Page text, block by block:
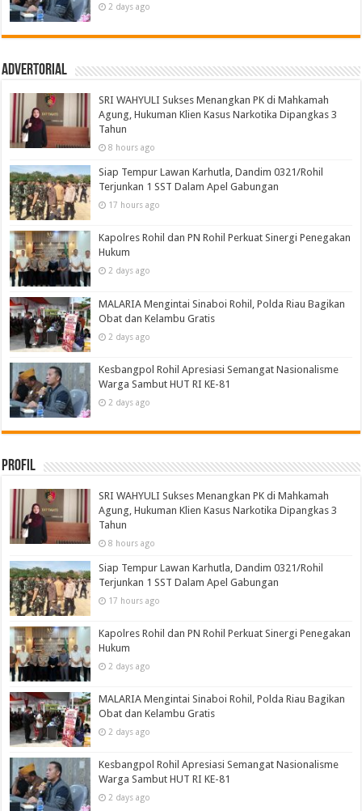
2 days ago
Advertorial
SRI WAHYULI Sukses Menangkan PK di Mahkamah
Agung, Hukuman Klien Kasus Narkotika Dipangkas 3
Tahun
8 hours ago
Siap Tempur Lawan Karhutla, Dandim 0321/Rohil
Terjunkan 1 SST Dalam Apel Gabungan
17 hours ago
Kapolres Rohil dan PN Rohil Perkuat Sinergi Penegakan
Hukum
2 days ago
MALARIA Mengintai Sinaboi Rohil, Polda Riau Bagikan
Obat dan Kelambu Gratis
2 days ago
Kesbangpol Rohil Apresiasi Semangat Nasionalisme
Warga Sambut HUT RI KE-81
2 days ago
Profil
SRI WAHYULI Sukses Menangkan PK di Mahkamah
Agung, Hukuman Klien Kasus Narkotika Dipangkas 3
Tahun
8 hours ago
Siap Tempur Lawan Karhutla, Dandim 0321/Rohil
Terjunkan 1 SST Dalam Apel Gabungan
17 hours ago
Kapolres Rohil dan PN Rohil Perkuat Sinergi Penegakan
Hukum
2 days ago
MALARIA Mengintai Sinaboi Rohil, Polda Riau Bagikan
Obat dan Kelambu Gratis
2 days ago
Kesbangpol Rohil Apresiasi Semangat Nasionalisme
Warga Sambut HUT RI KE-81
2 days ago